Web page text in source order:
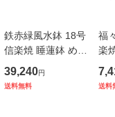
鉄赤緑風水鉢 18号
信楽焼 睡蓮鉢 めだ
か鉢 水鉢 金魚鉢
メダカ鉢 ビオトー
39,240円
送料無料
福
楽
狸
り
送料